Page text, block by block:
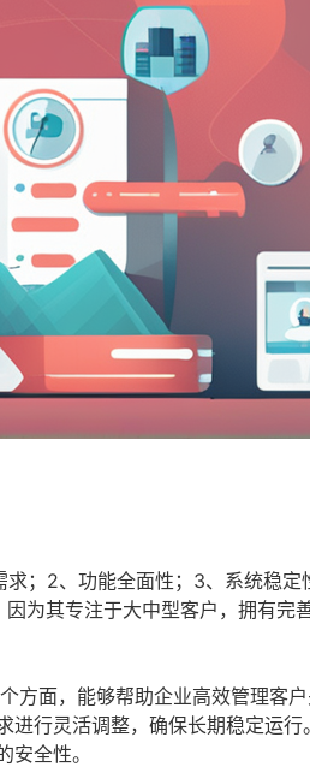
；2、功能全面性；3、系统稳定
因为其专注于大中型客户，拥有完
方面，能够帮助企业高效管理客
进行灵活调整，确保长期稳定运行
全性。